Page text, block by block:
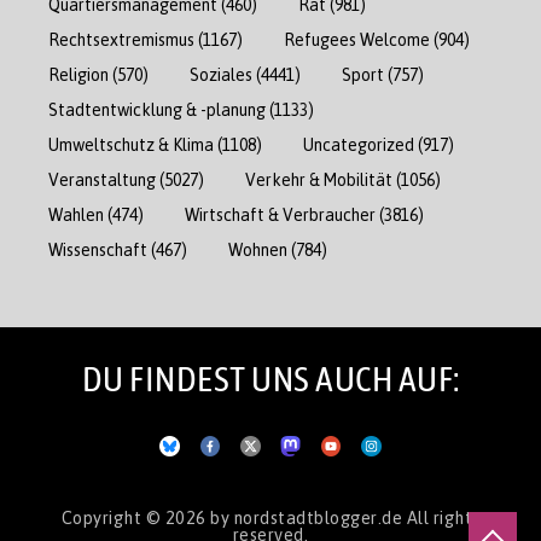
Rechtsextremismus (1167) Refugees Welcome (904)
Religion (570) Soziales (4441) Sport (757)
Stadtentwicklung & -planung(1133)
Umweltschutz & Klima (1108) Uncategorized (917)
Veranstaltung(5027) Verkehr & Mobilität (1056)
Wahlen (474) Wirtschaft & Verbraucher(3816)
Wissenschaft (467) Wohnen (784)
DU FINDEST UNS AUCH AUF:
Copyright © 2026 by nordstadtblogger.de All rights
reserved.